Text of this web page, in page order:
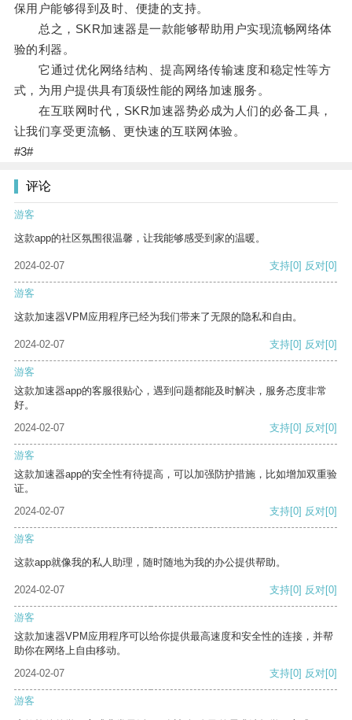
保用户能够得到及时、便捷的支持。
总之，SKR加速器是一款能够帮助用户实现流畅网络体
验的利器。
它通过优化网络结构、提高网络传输速度和稳定性等方
式，为用户提供具有顶级性能的网络加速服务。
在互联网时代，SKR加速器势必成为人们的必备工具，
让我们享受更流畅、更快速的互联网体验。
#3#
评论
游客
这款app的社区氛围很温馨，让我能够感受到家的温暖。
2024-02-07 支持[0] 反对[0]
游客
这款加速器VPM应用程序已经为我们带来了无限的隐私和自由。
2024-02-07 支持[0] 反对[0]
游客
这款加速器app的客服很贴心，遇到问题都能及时解决，服务态度非常
好。
2024-02-07
支持[0] 反对[0]
游客
这款加速器app的安全性有待提高，可以加强防护措施，比如增加双重验
证。
2024-02-07
支持[0] 反对[0]
游客
这款app就像我的私人助理，随时随地为我的办公提供帮助。
2024-02-07 支持[0] 反对[0]
游客
这款加速器VPM应用程序可以给你提供最高速度和安全性的连接，并帮
助你在网络上自由移动。
2024-02-07
支持[0] 反对[0]
游客